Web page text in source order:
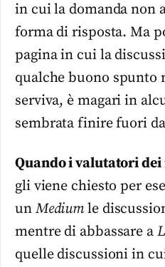
in cui la domanda non
forma di risposta. Ma
pagina in cui la
qualche buono spunto
serviva, è magari in
sembrata finire fuori
Quando i valutatori
gli viene chiesto per
un Mediumle
mentre di abbassare a
quelle discussioni in